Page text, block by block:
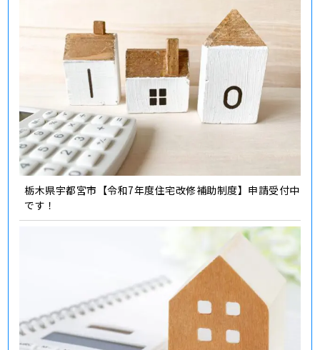
栃木県宇都宮市【令和7年度住宅改修補助制度】申請受付中
です！